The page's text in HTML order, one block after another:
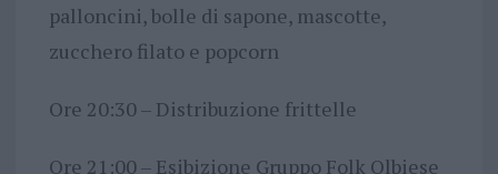
palloncini, bolle di sapone, mascotte,
zucchero filato e popcorn
Ore 20:30 – Distribuzione frittelle
Ore 21:00 – Esibizione Gruppo Folk Olbiese